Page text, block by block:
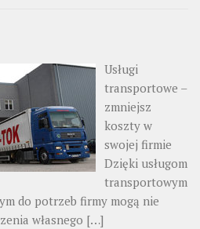
Usługi
transportowe –
zmniejsz
koszty w
swojej firmie
Dzięki usługom
transportowym
do potrzeb firmy mogą nie
własnego […]